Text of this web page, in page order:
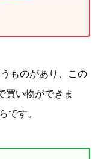
ものがあり、この
買い物ができま
です。